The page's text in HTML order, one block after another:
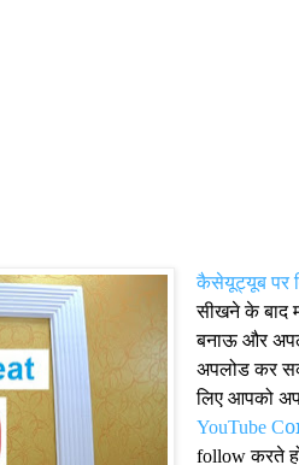
कैसेयूट्यूब पर
सीखने के बाद
बनाऊ और
अपलोड कर
लिए आपको
YouTube C
follow करते